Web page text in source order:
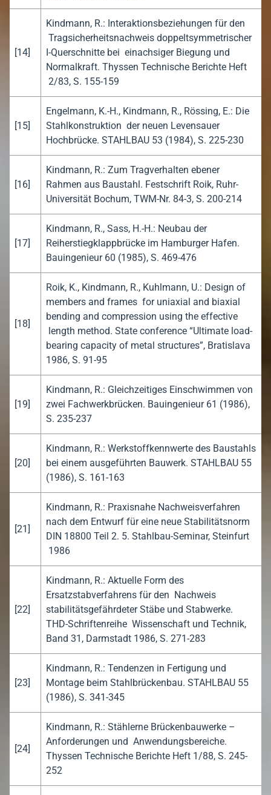
[14]
Kindmann, R.: Interaktionsbeziehungen für den
Tragsicherheitsnachweis doppeltsymmetrischer
I-Querschnitte bei einachsiger Biegung und
Normalkraft. Thyssen Technische Berichte Heft
2/83, S. 155-159
[15]
Engelmann, K.-H., Kindmann, R., Rössing, E.: Die
Stahlkonstruktion der neuen Levensauer
Hochbrücke. STAHLBAU 53 (1984), S. 225-230
[16]
Kindmann, R.: Zum Tragverhalten ebener
Rahmen aus Baustahl. Festschrift Roik, Ruhr-
Universität Bochum, TWM-Nr. 84-3, S. 200-214
[17]
Kindmann, R., Sass, H.-H.: Neubau der
Reiherstiegklappbrücke im Hamburger Hafen.
Bauingenieur 60 (1985), S. 469-476
[18]
Roik, K., Kindmann, R., Kuhlmann, U.: Design of
members and frames for uniaxial and biaxial
bending and compression using the effective
length method. State conference “Ultimate load-
bearing capacity of metal structures”, Bratislava
1986, S. 91-95
[19]
Kindmann, R.: Gleichzeitiges Einschwimmen von
zwei Fachwerkbrücken. Bauingenieur 61 (1986),
S. 235-237
[20]
Kindmann, R.: Werkstoffkennwerte des Baustahls
bei einem ausgeführten Bauwerk. STAHLBAU 55
(1986), S. 161-163
[21]
Kindmann, R.: Praxisnahe Nachweisverfahren
nach dem Entwurf für eine neue Stabilitätsnorm
DIN 18800 Teil 2. 5. Stahlbau-Seminar, Steinfurt
1986
[22]
Kindmann, R.: Aktuelle Form des
Ersatzstabverfahrens für den Nachweis
stabilitätsgefährdeter Stäbe und Stabwerke.
THD-Schriftenreihe Wissenschaft und Technik,
Band 31, Darmstadt 1986, S. 271-283
[23]
Kindmann, R.: Tendenzen in Fertigung und
Montage beim Stahlbrückenbau. STAHLBAU 55
(1986), S. 341-345
[24]
Kindmann, R.: Stählerne Brückenbauwerke –
Anforderungen und Anwendungsbereiche.
Thyssen Technische Berichte Heft 1/88, S. 245-
252